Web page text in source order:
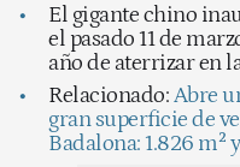
El gigante chino
el pasado 11 de
año de aterrizar en
Relacionado:Abre
gran superficie de
Badalona: 1.826 m²